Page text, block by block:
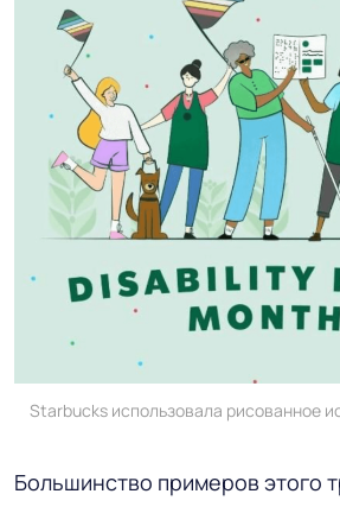
Starbucks использовала рисованное
Большинство примеров этого